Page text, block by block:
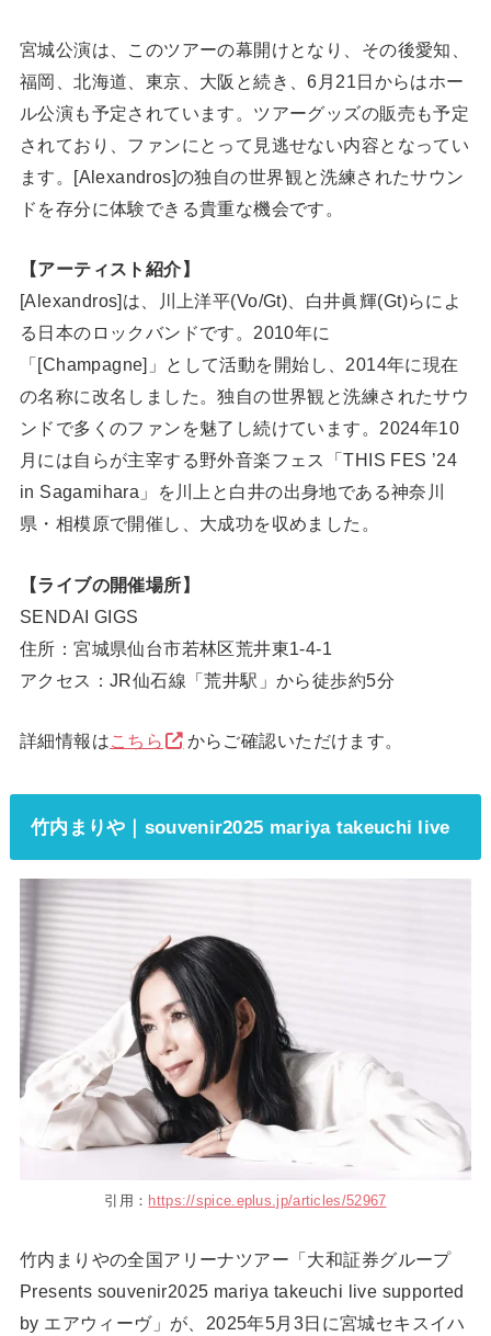
宮城公演は、このツアーの幕開けとなり、その後愛知、
福岡、北海道、東京、大阪と続き、6月21日からはホー
ル公演も予定されています。ツアーグッズの販売も予定
されており、ファンにとって見逃せない内容となってい
ます。[Alexandros]の独自の世界観と洗練されたサウン
ドを存分に体験できる貴重な機会です。
【アーティスト紹介】
[Alexandros]は、川上洋平(Vo/Gt)、白井眞輝(Gt)らによ
る日本のロックバンドです。2010年に
「[Champagne]」として活動を開始し、2014年に現在
の名称に改名しました。独自の世界観と洗練されたサウ
ンドで多くのファンを魅了し続けています。2024年10
月には自らが主宰する野外音楽フェス「THIS FES ’24
in Sagamihara」を川上と白井の出身地である神奈川
県・相模原で開催し、大成功を収めました。
【ライブの開催場所】
SENDAI GIGS
住所：宮城県仙台市若林区荒井東1-4-1
アクセス：JR仙石線「荒井駅」から徒歩約5分
詳細情報はこちら からご確認いただけます。
竹内まりや｜souvenir2025 mariya takeuchi live
引用： https://spice.eplus.jp/articles/52967
竹内まりやの全国アリーナツアー「大和証券グループ
Presents souvenir2025 mariya takeuchi live supported
by エアウィーヴ」が、2025年5月3日に宮城セキスイハ